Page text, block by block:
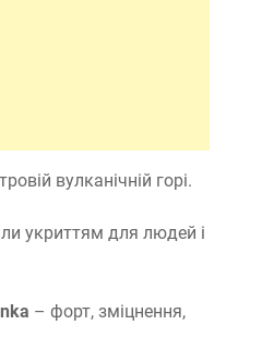
вулканічній горі.
укриттям для людей і
– форт, зміцнення,